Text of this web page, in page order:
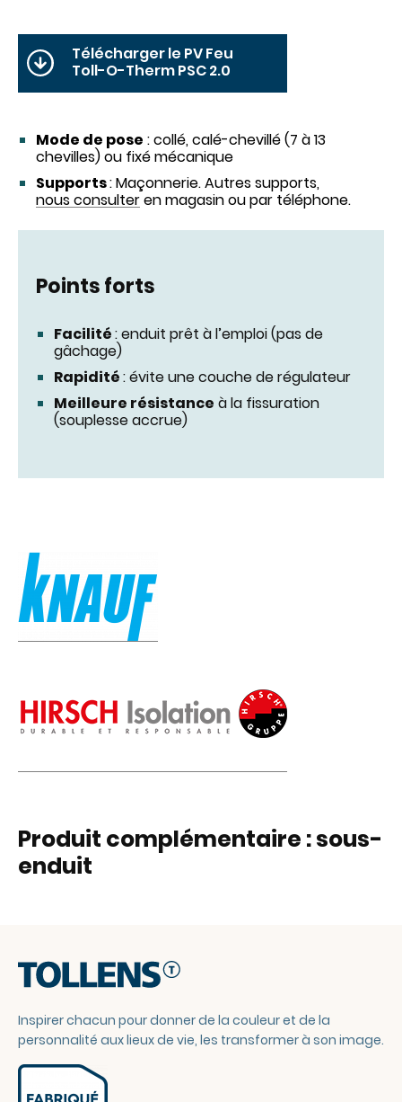
Télécharger le PV Feu
Toll-O-Therm PSC 2.0
Mode de pose : collé, calé-chevillé (7 à 13
chevilles) ou fixé mécanique
Supports: Maçonnerie. Autres supports,
nous consulteren magasin ou par téléphone.
Points forts
Facilité: enduit prêt à l’emploi (pas de
gâchage)
Rapidité: évite une couche de régulateur
Meilleure résistance à la fissuration
(souplesse accrue)
Produit complémentaire : sous-
enduit
Inspirer chacun pour donner de la couleur et de la
personnalité aux lieux de vie, les transformer à son image.